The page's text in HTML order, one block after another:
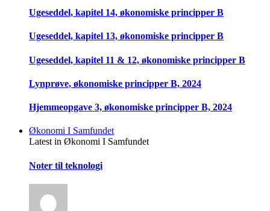
Ugeseddel, kapitel 14, økonomiske principper B
Ugeseddel, kapitel 13, økonomiske principper B
Ugeseddel, kapitel 11 & 12, økonomiske principper B
Lynprøve, økonomiske principper B, 2024
Hjemmeopgave 3, økonomiske principper B, 2024
Økonomi I Samfundet
Latest in Økonomi I Samfundet
Noter til teknologi